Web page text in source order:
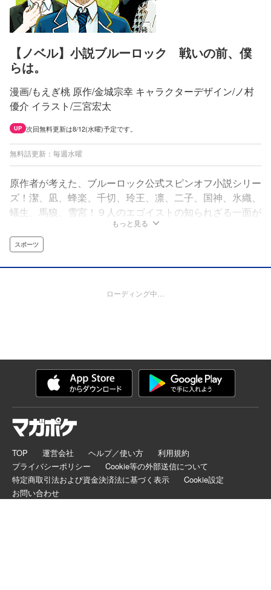
【ノベル】小説ブルーロック 戦いの前、僕
らは。
漫画/もえぎ桃 原作/金城宗幸 キャラクターデザイン/ノ村
優介 イラスト/三宮宏太
UP 次回無料更新は8/12(水曜)予定です。
無料話更新：毎週水曜
原作者が考えた、ブルーロック公式スピンオフ小説シリー
ズ！潔、凪、蜂楽、千切、玲王、凛、二子、国神、氷織、
蟻生、馬狼、雪宮！９人のエゴイストの知られざる一面が
明らかに！書きおろしイラストも収録！！
もっと見る
スポーツ
ローディング中…
TOP 運営会社 ヘルプ／使い方
利用規約
プライバシーポリシー
Cookie等の外部送信について
特定商取引法および資金決済法に基づく表示
Cookie設定
お問い合わせ